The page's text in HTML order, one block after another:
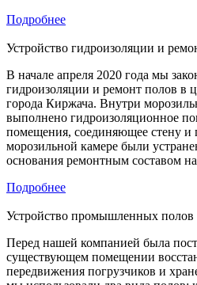
Подробнее
Устройство гидроизоляции и
В начале апреля 2020 года мы
гидроизоляции и ремонт полов в
города Киржача. Внутри
выполнено гидроизоляционное
помещения, соединяющее стену и
морозильной камере были
основания ремонтным составом
Подробнее
Устройство промышленных полов
Перед нашей компанией была
существующем помещении
передвижения погрузчиков и